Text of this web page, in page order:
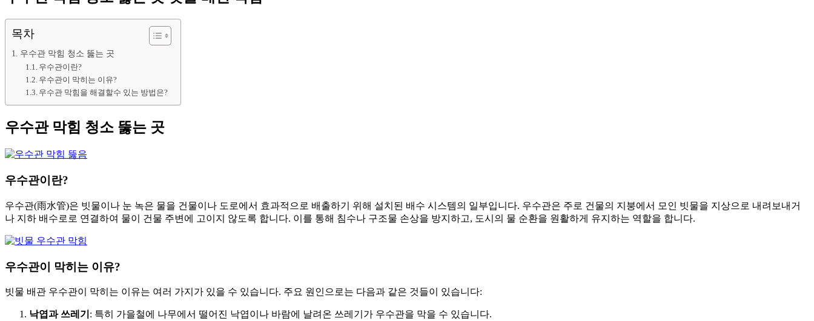
목차
우수관 막힘 청소 뚫는 곳
우수관이란?
우수관이 막히는 이유?
우수관 막힘을 해결할수 있는 방법은?
우수관 막힘 청소 뚫는 곳
우수관이란?
우수관(雨水管)은 빗물이나 눈 녹은 물을 건물이나 도로에서 효과적으로 배출하기 위해 설치된 배수 시스템의 일부입니다. 우수관은 주로 건물의 지붕에서 모인 빗물을 지상으로 내려보내거
나 지하 배수로로 연결하여 물이 건물 주변에 고이지 않도록 합니다. 이를 통해 침수나 구조물 손상을 방지하고, 도시의 물 순환을 원활하게 유지하는 역할을 합니다.
우수관이 막히는 이유?
빗물 배관 우수관이 막히는 이유는 여러 가지가 있을 수 있습니다. 주요 원인으로는 다음과 같은 것들이 있습니다:
낙엽과 쓰레기 : 특히 가을철에 나무에서 떨어진 낙엽이나 바람에 날려온 쓰레기가 우수관을 막을 수 있습니다.